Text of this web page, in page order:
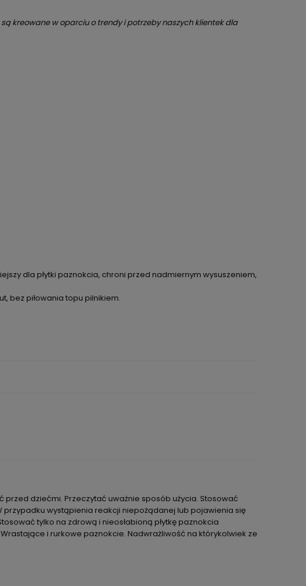
kreowane w oparciu o trendy i potrzeby naszych klientek dla
dla płytki paznokcia, chroni przed nadmiernym wysuszeniem,
bez piłowania topu pilnikiem.
dziećmi. Przeczytać uważnie sposób użycia. Stosować
przypadku wystąpienia reakcji niepożądanej lub pojawienia się
tylko na zdrową i nieosłabioną płytkę paznokcia
i rurkowe paznokcie. Nadwrażliwość na którykolwiek ze